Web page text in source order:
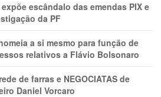
escândalo das emendas PIX e
da PF
a si mesmo para função de
relativos a Flávio Bolsonaro
de farras e NEGOCIATAS de
Daniel Vorcaro